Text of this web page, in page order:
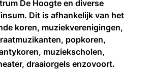
De Hoogte en diverse
Dit is afhankelijk van het
koren, muziekverenigingen,
popkoren,
muziekscholen,
draaiorgels enzovoort.